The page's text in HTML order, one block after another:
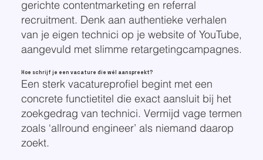
gerichte contentmarketing en referral
recruitment. Denk aan authentieke verhalen
van je eigen technici op je website of YouTube,
aangevuld met slimme retargetingcampagnes.
Hoe schrijf je een vacature die wél aanspreekt?
Een sterk vacatureprofiel begint met een
concrete functietitel die exact aansluit bij het
zoekgedrag van technici. Vermijd vage termen
zoals ‘allround engineer’ als niemand daarop
zoekt.